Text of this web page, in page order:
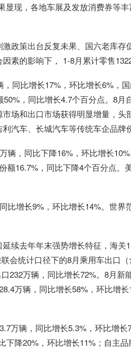
显现，各地车展及发放消费券等
政策出台反复未果、国六老库
素的影响下， 1-8月累计零售
同比增长17%，环比增长6%，
50%，同比增长4.7个百分点。8
场和出口市场获得明显增量，
汽车、长城汽车等传统车企品牌
辆，同比下降16%，环比增长
额16.7%，同比下降4个百分点。
比增长9%，环比增长14%。世
续去年年末强势增长特征，海
会统计口径下的8月乘用车出口
232万辆，同比增长72%。8月
万辆，同比增长58%，环比增
万辆，同比增长5.3%，环比增
下降20%，环比增长11%；自主品